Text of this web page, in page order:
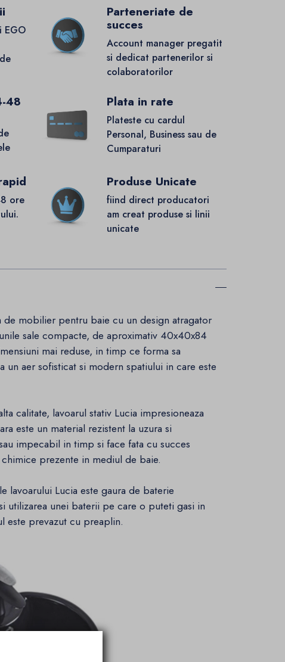
EGO
Parteneriate de
succes
Account manager pregatit
si dedicat partenerilor si
colaboratorilor
48
Plata in rate
Plateste cu cardul
Personal, Business sau de
Cumparaturi
ore
Produse Unicate
fiind direct producatori
am creat produse si linii
unicate
de mobilier pentru baie cu un design atragator
sale compacte, de aproximativ 40x40x84
mai reduse, in timp ce forma sa
un aer sofisticat si modern spatiului in care este
calitate, lavoarul stativ Lucia impresioneaza
este un material rezistent la uzura si
impecabil in timp si face fata cu succes
prezente in mediul de baie.
lavoarului Lucia este gaura de baterie
utilizarea unei baterii pe care o puteti gasi in
este prevazut cu preaplin.